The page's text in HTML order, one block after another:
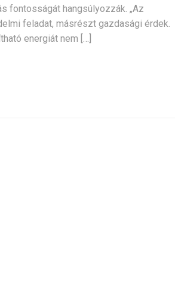
fontosságát hangsúlyozzák. „Az
feladat, másrészt gazdasági érdek.
energiát nem […]